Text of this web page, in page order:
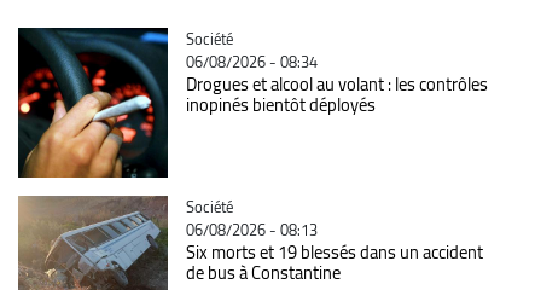
Catégorie
Société
06/08/2026 - 08:34
Drogues et alcool au volant : les contrôles
inopinés bientôt déployés
Catégorie
Société
06/08/2026 - 08:13
Six morts et 19 blessés dans un accident
de bus à Constantine